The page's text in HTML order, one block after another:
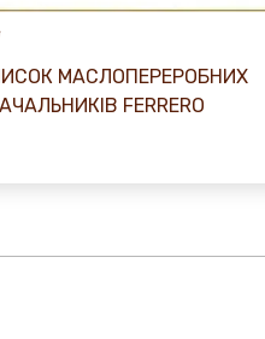
МАСЛОПЕРЕРОБНИХ
FERRERO